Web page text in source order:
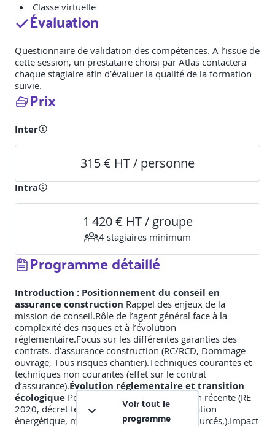
Classe virtuelle
Évaluation
Questionnaire de validation des compétences. A l’issue de
cette session, un prestataire choisi par Atlas contactera
chaque stagiaire afin d’évaluer la qualité de la formation
suivie.
Prix
Inter
315 € HT / personne
Intra
1 420 € HT / groupe
4 stagiaires minimum
Programme détaillé
Introduction : Positionnement du conseil en
assurance construction Rappel des enjeux de la
mission de conseil.Rôle de l’agent général face à la
complexité des risques et à l’évolution
réglementaire.Focus sur les différentes garanties des
contrats. d’assurance construction (RC/RCD, Dommage
ouvrage, Tous risques chantier).Techniques courantes et
techniques non courantes (effet sur le contrat
d’assurance).Évolution réglementaire et transition
écologique Points clés de la réglementation récente (RE
2020, décret tertiaire, obligations de rénovation
énergétique, matériaux biosourcés et géosourcés,).Impact
Voir tout le
programme